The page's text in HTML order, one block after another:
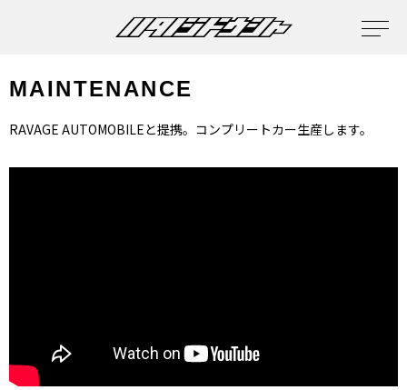
MAINTENANCE
RAVAGE AUTOMOBILEと提携。コンプリートカー生産します。